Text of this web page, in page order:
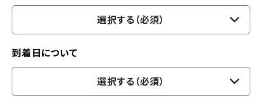
選択する（必須）
到着日について
選択する（必須）